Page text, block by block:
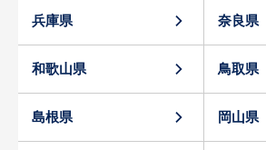
兵庫県 奈良県
和歌山県 鳥取県
島根県 岡山県